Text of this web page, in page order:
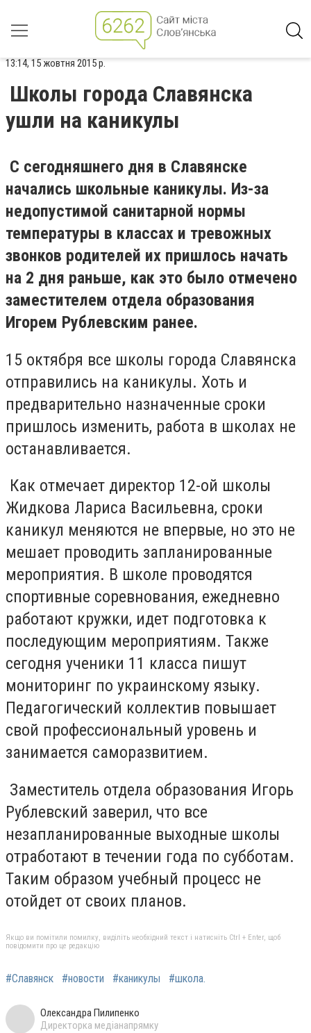
13:14, 15 жовтня 2015 р.
Школы города Славянска
ушли на каникулы
С сегодняшнего дня в Славянске
начались школьные каникулы. Из-за
недопустимой санитарной нормы
температуры в классах и тревожных
звонков родителей их пришлось начать
на 2 дня раньше, как это было отмечено
заместителем отдела образования
Игорем Рублевским ранее.
15 октября все школы города Славянска
отправились на каникулы. Хоть и
предварительно назначенные сроки
пришлось изменить, работа в школах не
останавливается.
Как отмечает директор 12-ой школы
Жидкова Лариса Васильевна, сроки
каникул меняются не впервые, но это не
мешает проводить запланированные
мероприятия. В школе проводятся
спортивные соревнования, ежедневно
работают кружки, идет подготовка к
последующим мероприятиям. Также
сегодня ученики 11 класса пишут
мониторинг по украинскому языку.
Педагогический коллектив повышает
свой профессиональный уровень и
занимается саморазвитием.
Заместитель отдела образования Игорь
Рублевский заверил, что все
незапланированные выходные школы
отработают в течении года по субботам.
Таким образом учебный процесс не
отойдет от своих планов.
Якщо ви помітили помилку, виділіть необхідний текст і натисніть Ctrl + Enter, щоб
повідомити про це редакцію
#Славянск #новости #каникулы #школа.
Олександра Пилипенко
Директорка медіанапрямку